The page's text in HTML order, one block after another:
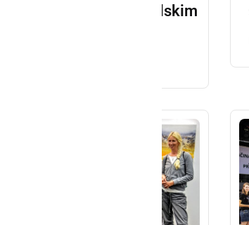
prostovoljnim gasilskim